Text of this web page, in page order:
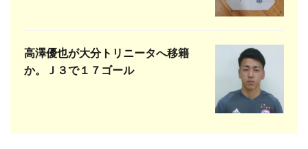
高澤優也が大分トリニータへ移籍
か。Ｊ３で１７ゴール